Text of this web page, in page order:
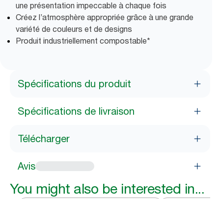
une présentation impeccable à chaque fois
Créez l’atmosphère appropriée grâce à une grande
variété de couleurs et de designs
Produit industriellement compostable*
Spécifications du produit
Spécifications de livraison
Télécharger
Avis
You might also be interested in...